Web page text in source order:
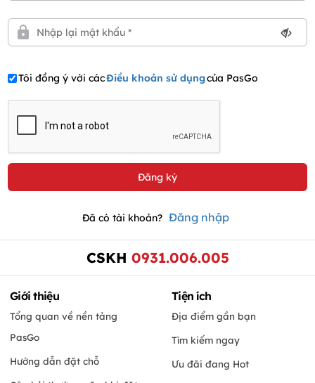
Tôi đồng ý với cácĐiều khoản sử dụngcủa PasGo
Đã có tài khoản? Đăng nhập
CSKH 0931.006.005
Giới thiệu
Tổng quan về nền tảng
PasGo
Hướng dẫn đặt chỗ
Tiện ích
Địa điểm gần bạn
Tìm kiếm ngay
Ưu đãi đang Hot